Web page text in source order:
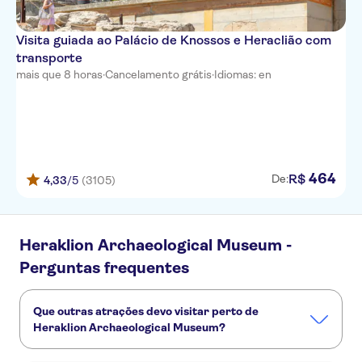
Filia
Poseidon Hotel Ammoudara
Lameriana Secret Village
Kriti Beach Rethymno
Malia Holidays
Balsamico Traditional Suites
Visita guiada ao Palácio de Knossos e Heraclião com
transporte
mais que 8 horas·Cancelamento grátis·Idiomas: en
4,33/5 (3105) De:R$ 464
Heraklion Archaeological Museum -
Perguntas frequentes
Que outras atrações devo visitar perto de
Heraklion Archaeological Museum?